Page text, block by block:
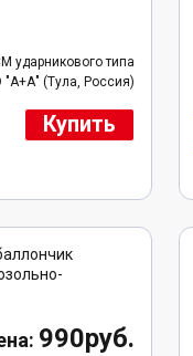
ударникового типа
(Тула, Россия)
Купить
990руб.